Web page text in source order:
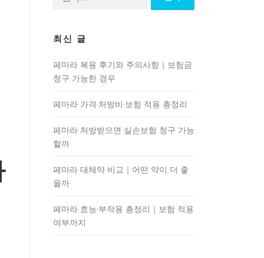
최신 글
페마라 복용 후기와 주의사항｜보험금
청구 가능한 경우
페마라 가격·처방비·보험 적용 총정리
페마라 처방받으면 실손보험 청구 가능
할까
페마라 대체약 비교｜어떤 약이 더 좋
을까
페마라 효능·부작용 총정리｜보험 적용
여부까지